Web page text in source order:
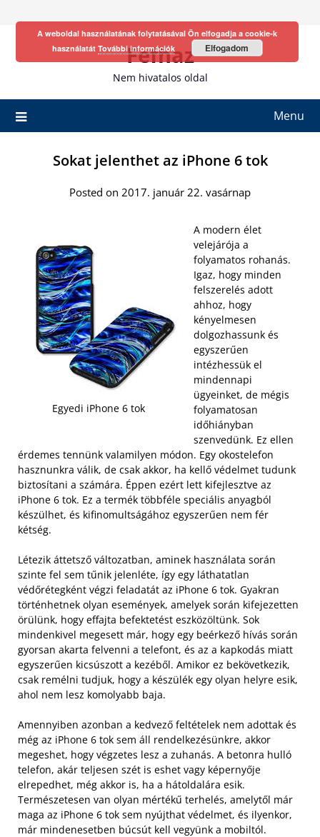
Fefhaz
Nem hivatalos oldal
Menu
Sokat jelenthet az iPhone 6 tok
Posted on 2017. január 22. vasárnap
Egyedi iPhone 6 tok
A modern élet
velejárója a
folyamatos rohanás.
Igaz, hogy minden
felszerelés adott
ahhoz, hogy
kényelmesen
dolgozhassunk és
egyszerűen
intézhessük el
mindennapi
ügyeinket, de mégis
folyamatosan
időhiányban
szenvedünk. Ez ellen
érdemes tennünk valamilyen módon. Egy okostelefon
hasznunkra válik, de csak akkor, ha kellő védelmet tudunk
biztosítani a számára. Éppen ezért lett kifejlesztve az
iPhone 6 tok. Ez a termék többféle speciális anyagból
készülhet, és kifinomultságához egyszerűen nem fér
kétség.
Létezik áttetsző változatban, aminek használata során
szinte fel sem tűnik jelenléte, így egy láthatatlan
védőrétegként végzi feladatát az iPhone 6 tok. Gyakran
történhetnek olyan események, amelyek során kifejezetten
örülünk, hogy effajta befektetést eszközöltünk. Sok
mindenkivel megesett már, hogy egy beérkező hívás során
gyorsan akarta felvenni a telefont, és az a kapkodás miatt
egyszerűen kicsúszott a kezéből. Amikor ez bekövetkezik,
csak remélni tudjuk, hogy a készülék egy olyan helyre esik,
ahol nem lesz komolyabb baja.
Amennyiben azonban a kedvező feltételek nem adottak és
még az iPhone 6 tok sem áll rendelkezésünkre, akkor
megeshet, hogy végzetes lesz a zuhanás. A betonra hulló
telefon, akár teljesen szét is eshet vagy képernyője
elrepedhet, még akkor is, ha a hátoldalára esik.
Természetesen van olyan mértékű terhelés, amelytől már
maga az iPhone 6 tok sem nyújthat védelmet, és ilyenkor,
már mindenesetben búcsút kell vegyünk a mobiltól.
A weboldal használatának folytatásával Ön elfogadja a cookie-k
használatát További információk Elfogadom